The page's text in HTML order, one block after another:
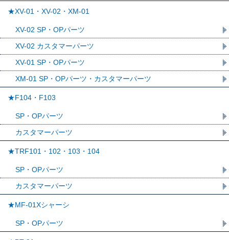
★XV-01・XV-02・XM-01
XV-02 SP・OPパーツ
XV-02 カスタマーパーツ
XV-01 SP・OPパーツ
XM-01 SP・OPパーツ・カスタマーパーツ
★F104・F103
SP・OPパーツ
カスタマーパーツ
★TRF101・102・103・104
SP・OPパーツ
カスタマーパーツ
★MF-01Xシャーシ
SP・OPパーツ